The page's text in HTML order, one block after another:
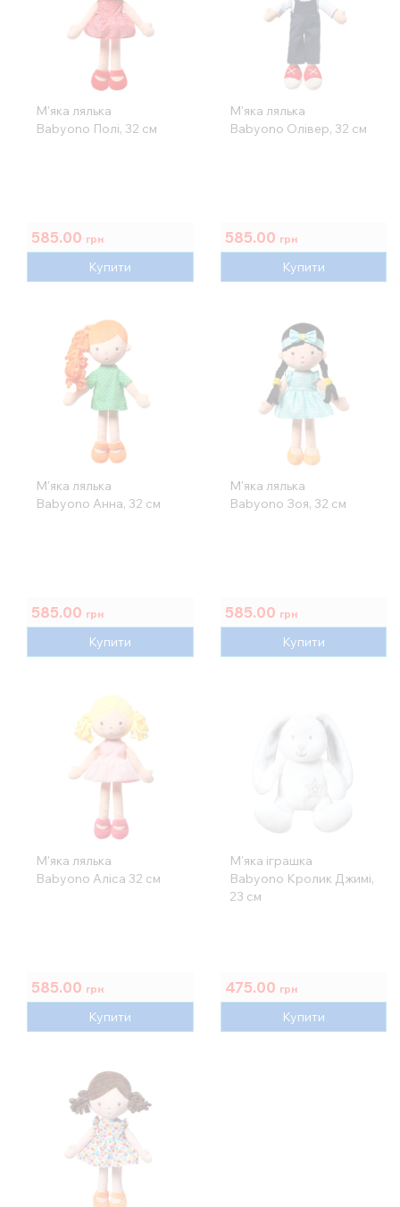
М'яка лялька
Babyono Полі, 32 см
585.00 грн
Купити
М'яка лялька
Babyono Олівер, 32 см
585.00 грн
Купити
М'яка лялька
Babyono Анна, 32 см
585.00 грн
Купити
М'яка лялька
Babyono Зоя, 32 см
585.00 грн
Купити
М'яка лялька
Babyono Аліса 32 см
585.00 грн
Купити
М'яка іграшка
Babyono Кролик Джимі,
23 см
475.00 грн
Купити